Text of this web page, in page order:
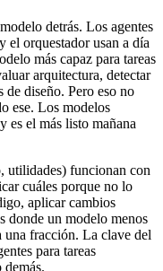
detrás. Los agentes
el orquestador usan a día
más capaz para tareas
arquitectura, detectar
de diseño. Pero eso no
ese. Los modelos
es el más listo mañana
utilidades) funcionan con
cuáles porque no lo
aplicar cambios
donde un modelo menos
una fracción. La clave del
para tareas